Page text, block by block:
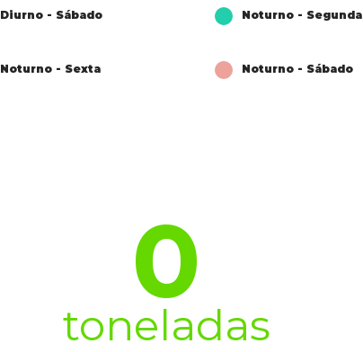
Diurno - Sábado Noturno - Segunda
Noturno - Sexta Noturno - Sábado
0
toneladas